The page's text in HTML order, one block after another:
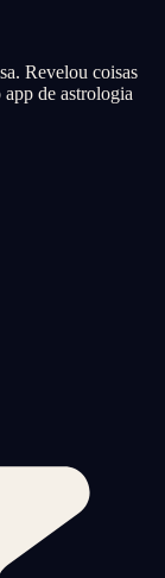
Revelou coisas
de astrologia